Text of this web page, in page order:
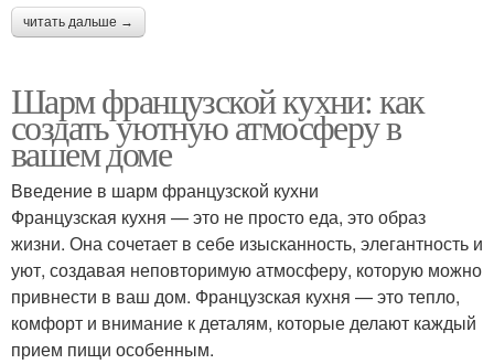
читать дальше →
Шарм французской кухни: как
создать уютную атмосферу в
вашем доме
Введение в шарм французской кухни
Французская кухня — это не просто еда, это образ
жизни. Она сочетает в себе изысканность, элегантность и
уют, создавая неповторимую атмосферу, которую можно
привнести в ваш дом. Французская кухня — это тепло,
комфорт и внимание к деталям, которые делают каждый
прием пищи особенным.